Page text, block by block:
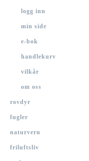
logg inn
min side
e-bok
handlekurv
vilkår
om oss
rovdyr
fugler
naturvern
friluftsliv